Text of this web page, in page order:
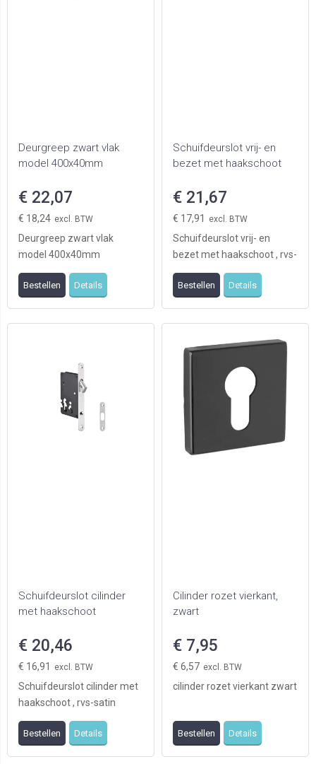
Deurgreep zwart vlak
model 400x40mm
€ 22,07
€ 18,24
Deurgreep zwart vlak
model 400x40mm
Bestellen Details
Schuifdeurslot vrij- en
bezet met haakschoot
€ 21,67
€ 17,91
Schuifdeurslot vrij- en
bezet met haakschoot , rvs-
satin voorplaat, doornmaat
50mm
Bestellen Details
Schuifdeurslot cilinder
met haakschoot
€ 20,46
€ 16,91
Schuifdeurslot cilinder met
haakschoot , rvs-satin
voorplaat, doornmaat
50mm
Bestellen Details
Cilinder rozet vierkant,
zwart
€ 7,95
€ 6,57
cilinder rozet vierkant zwart
Bestellen Details